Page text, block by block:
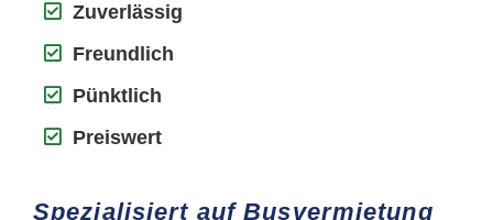
Zuverlässig
Freundlich
Pünktlich
Preiswert
Spezialisiert auf Busvermietung